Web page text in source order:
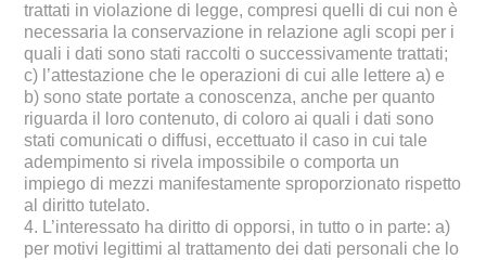
trattati in violazione di legge, compresi quelli di cui non è
necessaria la conservazione in relazione agli scopi per i
quali i dati sono stati raccolti o successivamente trattati;
c) l’attestazione che le operazioni di cui alle lettere a) e
b) sono state portate a conoscenza, anche per quanto
riguarda il loro contenuto, di coloro ai quali i dati sono
stati comunicati o diffusi, eccettuato il caso in cui tale
adempimento si rivela impossibile o comporta un
impiego di mezzi manifestamente sproporzionato rispetto
al diritto tutelato.
4. L’interessato ha diritto di opporsi, in tutto o in parte: a)
per motivi legittimi al trattamento dei dati personali che lo